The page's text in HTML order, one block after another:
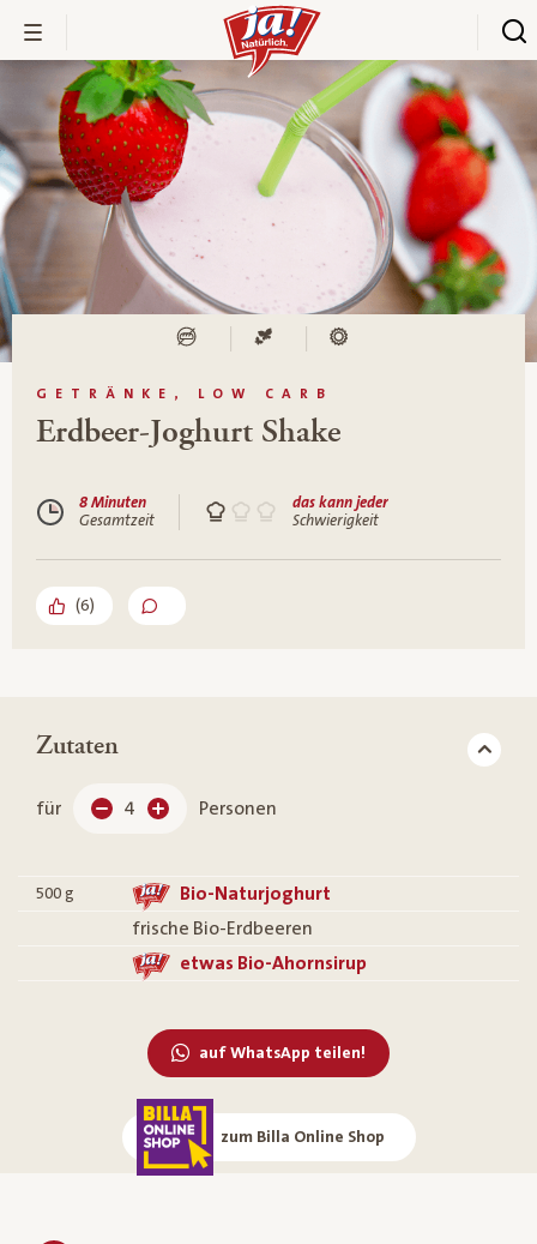
GETRÄNKE, LOW CARB
Erdbeer-Joghurt Shake
8 Minuten
Gesamtzeit
das kann jeder
Schwierigkeit
(6)
Zutaten
für 4 Personen
500 g
Bio-Naturjoghurt
frische Bio-Erdbeeren
etwas Bio-Ahornsirup
auf WhatsApp teilen!
zum Billa Online Shop